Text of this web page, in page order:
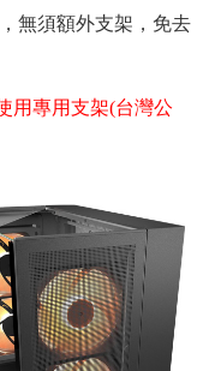
無須額外支架，免去
用專用支架(台灣公